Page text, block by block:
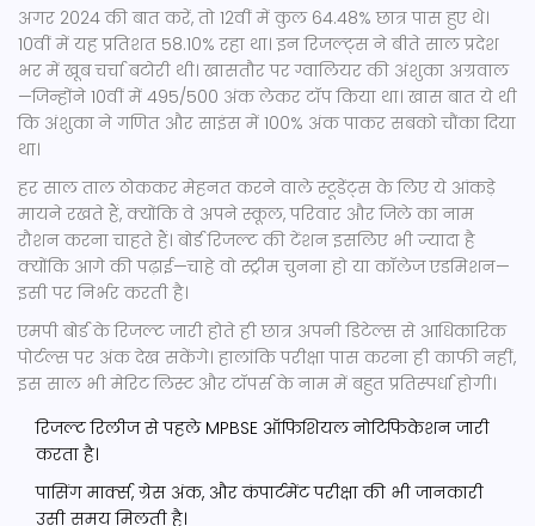
अगर 2024 की बात करें, तो 12वीं में कुल 64.48% छात्र पास हुए थे।
10वीं में यह प्रतिशत 58.10% रहा था। इन रिजल्ट्स ने बीते साल प्रदेश
भर में खूब चर्चा बटोरी थी। खासतौर पर ग्वालियर की अंशुका अग्रवाल
—जिन्होंने 10वीं में 495/500 अंक लेकर टॉप किया था। खास बात ये थी
कि अंशुका ने गणित और साइंस में 100% अंक पाकर सबको चौंका दिया
था।
हर साल ताल ठोककर मेहनत करने वाले स्टूडेंट्स के लिए ये आंकड़े
मायने रखते हैं, क्योंकि वे अपने स्कूल, परिवार और जिले का नाम
रौशन करना चाहते हैं। बोर्ड रिजल्ट की टेंशन इसलिए भी ज्यादा है
क्योंकि आगे की पढ़ाई—चाहे वो स्ट्रीम चुनना हो या कॉलेज एडमिशन—
इसी पर निर्भर करती है।
एमपी बोर्ड के रिजल्ट जारी होते ही छात्र अपनी डिटेल्स से आधिकारिक
पोर्टल्स पर अंक देख सकेंगे। हालांकि परीक्षा पास करना ही काफी नहीं,
इस साल भी मेरिट लिस्ट और टॉपर्स के नाम में बहुत प्रतिस्पर्धा होगी।
रिजल्ट रिलीज से पहले MPBSE ऑफिशियल नोटिफिकेशन जारी
करता है।
पासिंग मार्क्स, ग्रेस अंक, और कंपार्टमेंट परीक्षा की भी जानकारी
उसी समय मिलती है।